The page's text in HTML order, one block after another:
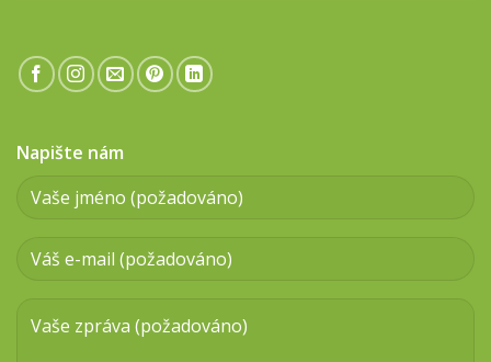
Napište nám